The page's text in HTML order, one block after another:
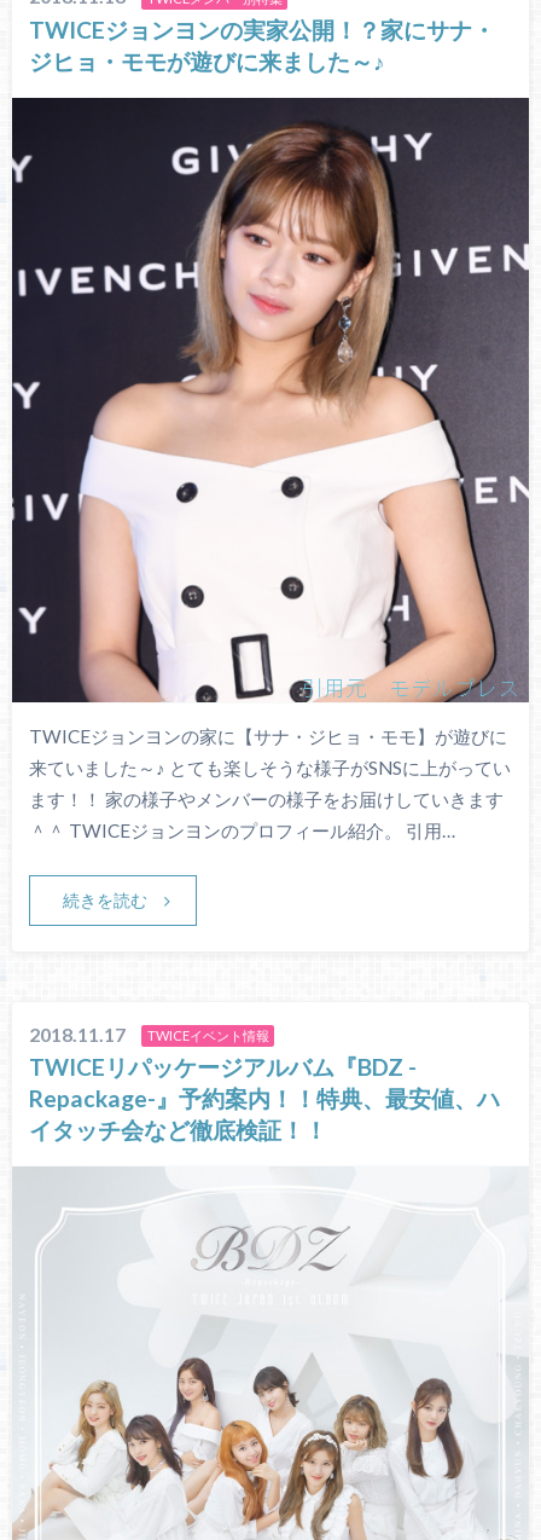
TWICEジョンヨンの実家公開！？家にサナ・
ジヒョ・モモが遊びに来ました～♪
TWICEジョンヨンの家に【サナ・ジヒョ・モモ】が遊びに
来ていました～♪ とても楽しそうな様子がSNSに上がってい
ます！！ 家の様子やメンバーの様子をお届けしていきます
＾＾ TWICEジョンヨンのプロフィール紹介。 引用…
続きを読む
2018.11.17 TWICEイベント情報
TWICEリパッケージアルバム『BDZ -
Repackage-』予約案内！！特典、最安値、ハ
イタッチ会など徹底検証！！